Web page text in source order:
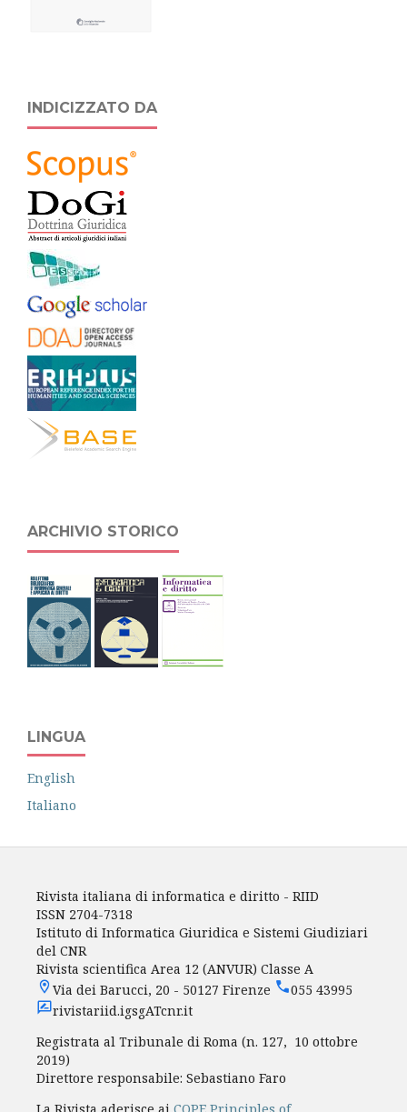
INDICIZZATO DA
ARCHIVIO STORICO
LINGUA
English
Italiano
Rivista italiana di informatica e diritto - RIID
ISSN 2704-7318
Istituto di Informatica Giuridica e Sistemi Giudiziari
del CNR
Rivista scientifica Area 12 (ANVUR) Classe A
Via dei Barucci, 20 - 50127 Firenze
055 43995
rivistariid.igsgATcnr.it
Registrata al Tribunale di Roma (n. 127, 10 ottobre
2019)
Direttore responsabile: Sebastiano Faro